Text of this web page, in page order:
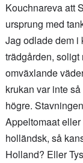
Kouchnareva att
ursprung med
Jag odlade dem i
trädgården, soligt
omväxlande
krukan var inte
högre.
Appeltomaat
holländsk, så
Holland? Eller